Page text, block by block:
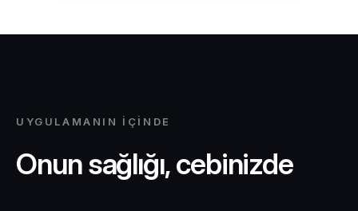
UYGULAMANIN İÇINDE
Onun sağlığı, cebinizde